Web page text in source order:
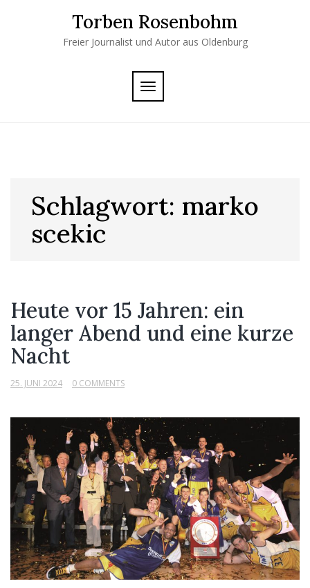
Torben Rosenbohm
Freier Journalist und Autor aus Oldenburg
TOGGLE
NAVIGATION
Schlagwort: marko
scekic
Heute vor 15 Jahren: ein
langer Abend und eine kurze
Nacht
25. JUNI 2024 0 COMMENTS